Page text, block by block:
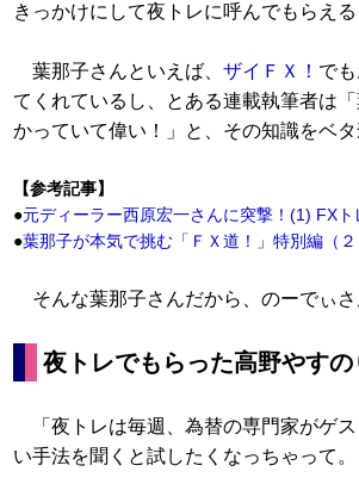
きっかけにして夜トレに呼んでもらえる
葉那子さんといえば、 ザイＦＸ！ でも
てくれているし、とある連載執筆者は
かっていて偉い！」と、その知識をベタ
【参考記事】
●元ディーラー西原宏一さんに突撃！(1) FX
●葉那子が本気で挑む「ＦＸ道！」特別編（
そんな葉那子さんだから、のーでぃさ
夜トレでもらった高野やす
「夜トレは毎週、為替の専門家がゲ
い手法を聞くと試したくなっちゃって。